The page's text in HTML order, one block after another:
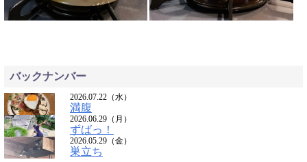
バックナンバー
2026.07.22（水）
満腹
2026.06.29（月）
ずばっ！
2026.05.29（金）
巣立ち